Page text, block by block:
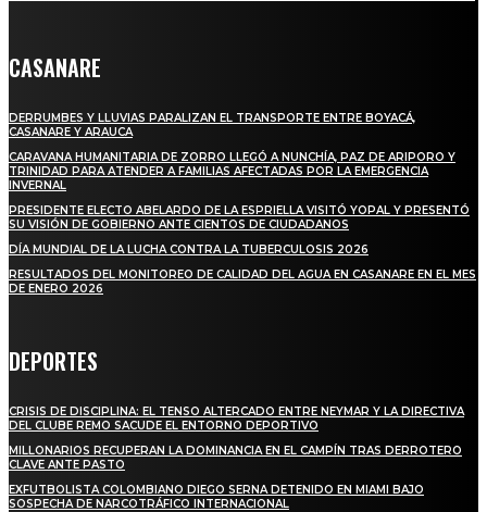
CASANARE
DERRUMBES Y LLUVIAS PARALIZAN EL TRANSPORTE ENTRE BOYACÁ,
CASANARE Y ARAUCA
CARAVANA HUMANITARIA DE ZORRO LLEGÓ A NUNCHÍA, PAZ DE ARIPORO Y
TRINIDAD PARA ATENDER A FAMILIAS AFECTADAS POR LA EMERGENCIA
INVERNAL
PRESIDENTE ELECTO ABELARDO DE LA ESPRIELLA VISITÓ YOPAL Y PRESENTÓ
SU VISIÓN DE GOBIERNO ANTE CIENTOS DE CIUDADANOS
DÍA MUNDIAL DE LA LUCHA CONTRA LA TUBERCULOSIS 2026
RESULTADOS DEL MONITOREO DE CALIDAD DEL AGUA EN CASANARE EN EL MES
DE ENERO 2026
DEPORTES
CRISIS DE DISCIPLINA: EL TENSO ALTERCADO ENTRE NEYMAR Y LA DIRECTIVA
DEL CLUBE REMO SACUDE EL ENTORNO DEPORTIVO
MILLONARIOS RECUPERAN LA DOMINANCIA EN EL CAMPÍN TRAS DERROTERO
CLAVE ANTE PASTO
EXFUTBOLISTA COLOMBIANO DIEGO SERNA DETENIDO EN MIAMI BAJO
SOSPECHA DE NARCOTRÁFICO INTERNACIONAL